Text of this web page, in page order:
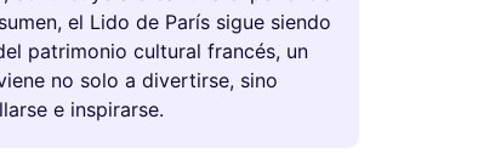
el Lido de París sigue siendo
patrimonio cultural francés, un
no solo a divertirse, sino
e inspirarse.